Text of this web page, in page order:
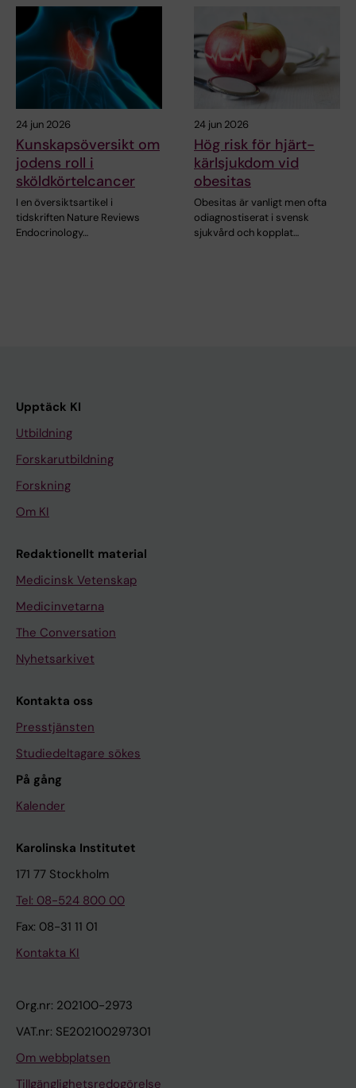
24 jun 2026
Kunskapsöversikt om
jodens roll i
sköldkörtelcancer
I en översiktsartikel i
tidskriften Nature Reviews
Endocrinology…
24 jun 2026
Hög risk för hjärt-
kärlsjukdom vid
obesitas
Obesitas är vanligt men ofta
odiagnostiserat i svensk
sjukvård och kopplat…
Upptäck KI
Utbildning
Forskarutbildning
Forskning
Om KI
Redaktionellt material
Medicinsk Vetenskap
Medicinvetarna
The Conversation
Nyhetsarkivet
Kontakta oss
Presstjänsten
Studiedeltagare sökes
På gång
Kalender
Karolinska Institutet
171 77 Stockholm
Tel: 08-524 800 00
Fax: 08-31 11 01
Kontakta KI
Org.nr: 202100-2973
VAT.nr: SE202100297301
Om webbplatsen
Tillgänglighetsredogörelse